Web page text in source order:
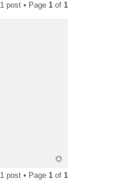
1 post • Page 1 of 1
1 post • Page 1 of 1